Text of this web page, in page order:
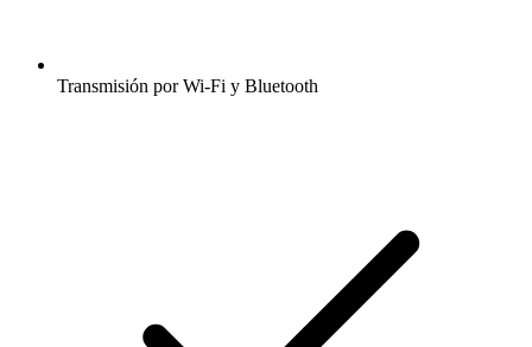
Transmisión por Wi-Fi y Bluetooth